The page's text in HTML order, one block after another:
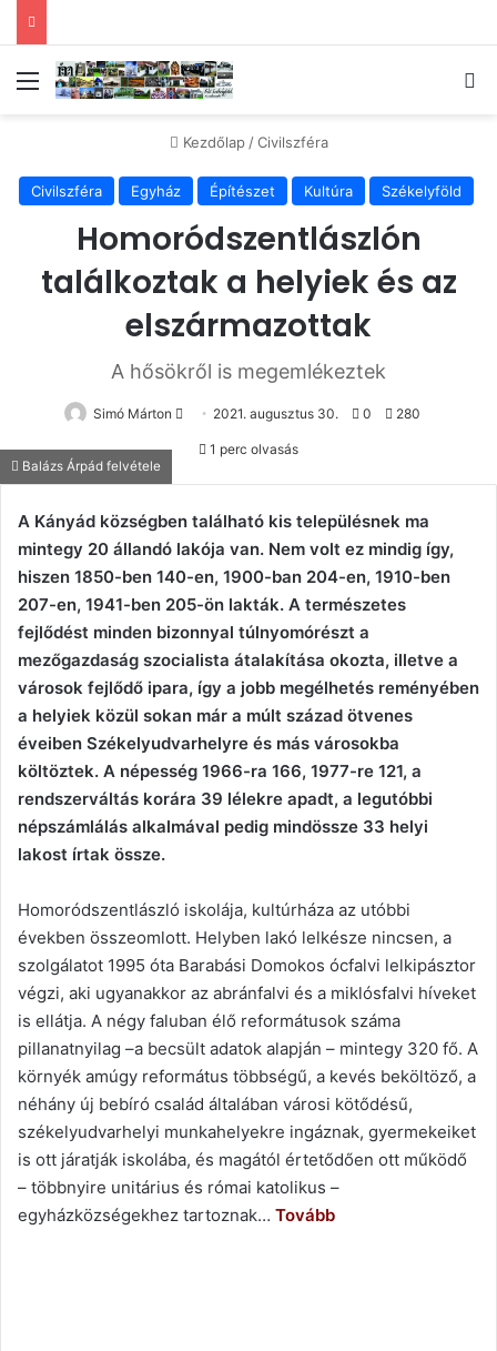
Menü
Kezdőlap / Civilszféra
Civilszféra Egyház Építészet Kultúra Székelyföld
Homoródszentlászlón
találkoztak a helyiek és az
elszármazottak
A hősökről is megemlékeztek
Simó Márton
Send 2021. augusztus 30. 0 280
1 perc olvasás
Balázs Árpád felvétele
A Kányád községben található kis településnek ma
mintegy 20 állandó lakója van. Nem volt ez mindig így,
hiszen 1850-ben 140-en, 1900-ban 204-en, 1910-ben
207-en, 1941-ben 205-ön lakták. A természetes
fejlődést minden bizonnyal túlnyomórészt a
mezőgazdaság szocialista átalakítása okozta, illetve a
városok fejlődő ipara, így a jobb megélhetés reményében
a helyiek közül sokan már a múlt század ötvenes
éveiben Székelyudvarhelyre és más városokba
költöztek. A népesség 1966-ra 166, 1977-re 121, a
rendszerváltás korára 39 lélekre apadt, a legutóbbi
népszámlálás alkalmával pedig mindössze 33 helyi
lakost írtak össze.
Homoródszentlászló iskolája, kultúrháza az utóbbi
években összeomlott. Helyben lakó lelkésze nincsen, a
szolgálatot 1995 óta Barabási Domokos ócfalvi lelkipásztor
végzi, aki ugyanakkor az abránfalvi és a miklósfalvi híveket
is ellátja. A négy faluban élő reformátusok száma
pillanatnyilag –a becsült adatok alapján – mintegy 320 fő. A
környék amúgy református többségű, a kevés beköltöző, a
néhány új bebíró család általában városi kötődésű,
székelyudvarhelyi munkahelyekre ingáznak, gyermekeiket
is ott járatják iskolába, és magától értetődően ott működő
– többnyire unitárius és római katolikus –
egyházközségekhez tartoznak… Tovább